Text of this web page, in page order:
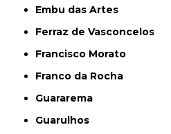
Embu das Artes
Ferraz de Vasconcelos
Francisco Morato
Franco da Rocha
Guararema
Guarulhos